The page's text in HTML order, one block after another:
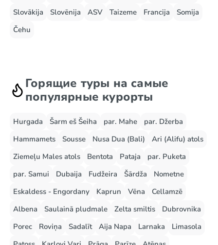
Slovākija
Slovēnija ASV Taizeme Francija
Somija
Čehu
Горящие туры на самые
популярные курорты
Hurgada Šarm eš Šeiha par. Mahe
par. Džerba
Hammamets
Sousse Nusa Dua (Bali)
Ari (Alifu) atols
Ziemeļu Males atols
Bentota Pataja
par. Puketa
par. Samui
Dubaija Fudžeira Šārdža
Nometne
Eskaldess - Engordany
Kaprun Vēna
Cellamzē
Albena
Saulainā pludmale Zelta smiltis
Dubrovnika
Porec
Roviņa Sadalīt Aija Napa Larnaka
Limasola